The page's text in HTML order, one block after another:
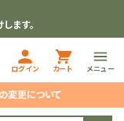
ます。
ログイン カート メニュー
変更について